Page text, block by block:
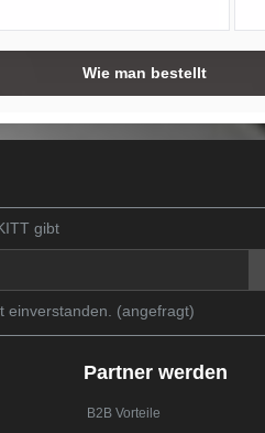
Wie man bestellt
gibt
einverstanden. (angefragt)
Partner werden
B2B Vorteile